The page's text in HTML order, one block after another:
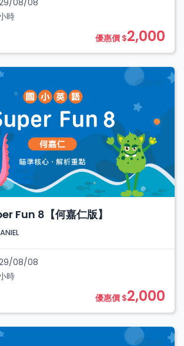
08/08
時
優惠價 $2,000
Fun 8【何嘉仁版】
08/08
時
優惠價 $2,000